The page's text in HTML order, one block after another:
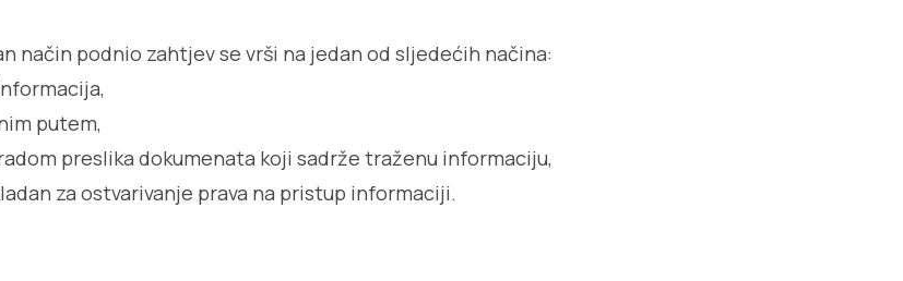
način podnio zahtjev se vrši na jedan od sljedećih načina:
putem,
preslika dokumenata koji sadrže traženu informaciju,
za ostvarivanje prava na pristup informaciji.